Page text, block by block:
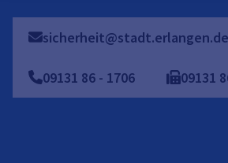
sicherheit@stadt.erlangen.de
09131 86 - 1706 09131